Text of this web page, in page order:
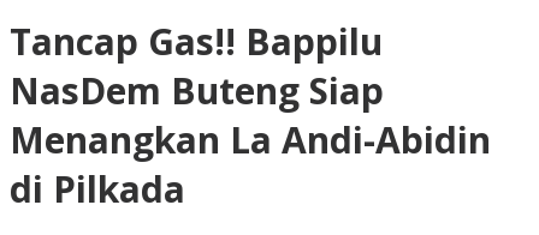
Tancap Gas!! Bappilu
NasDem Buteng Siap
Menangkan La Andi-Abidin
di Pilkada